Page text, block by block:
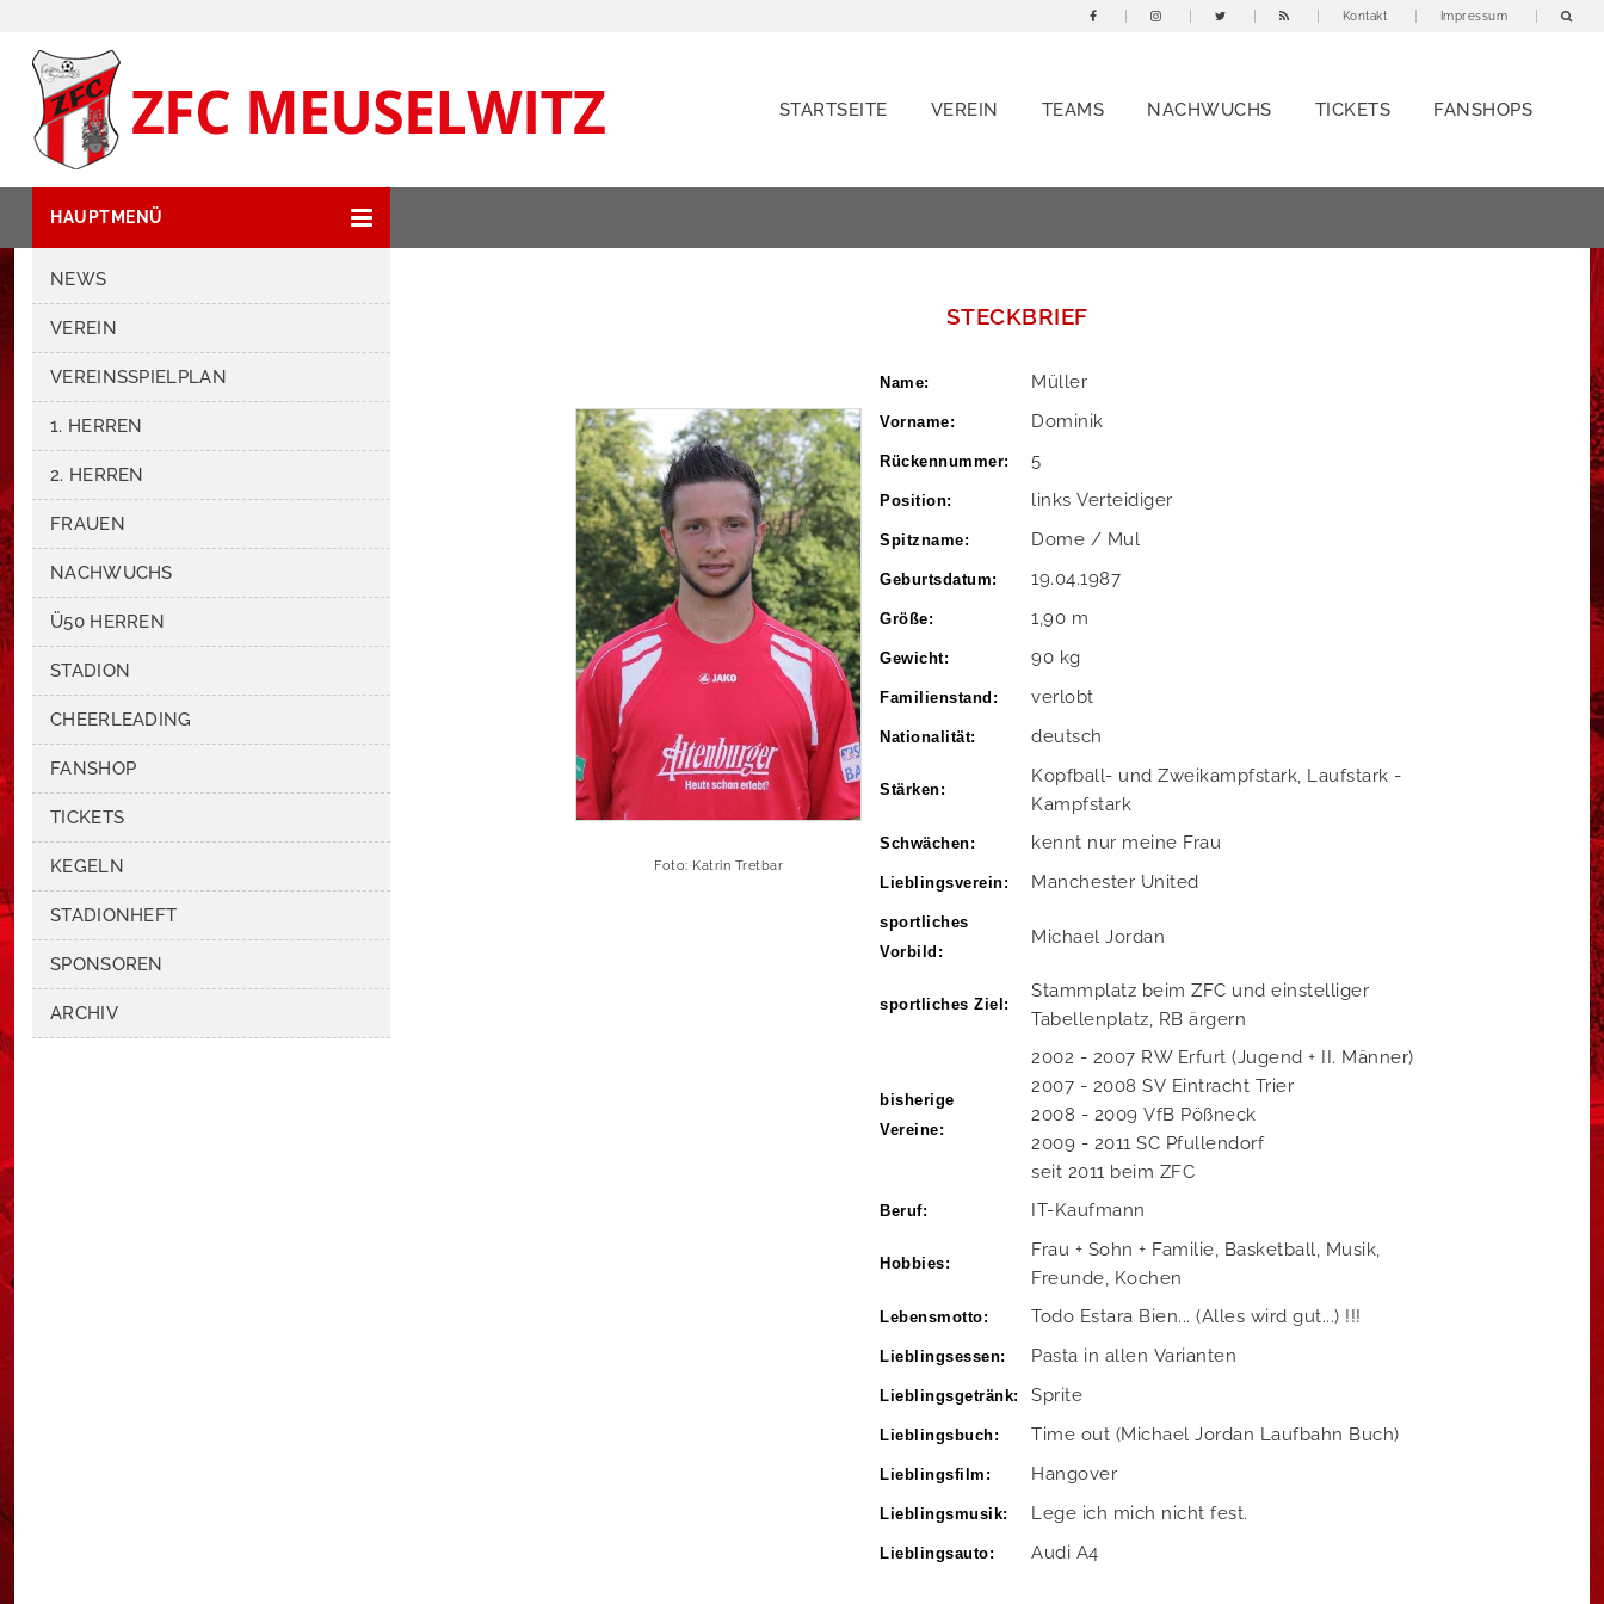
Kontakt Impressum
STARTSEITE VEREIN TEAMS NACHWUCHS TICKETS FANSHOPS
HAUPTMENÜ
NEWS
VEREIN
VEREINSSPIELPLAN
1. HERREN
2. HERREN
FRAUEN
NACHWUCHS
Ü50 HERREN
STADION
CHEERLEADING
FANSHOP
TICKETS
KEGELN
STADIONHEFT
SPONSOREN
ARCHIV
STECKBRIEF
Foto: Katrin Tretbar
Name: Müller
Vorname: Dominik
Rückennummer: 5
Position: links Verteidiger
Spitzname: Dome / Mul
Geburtsdatum: 19.04.1987
Größe: 1,90 m
Gewicht: 90 kg
Familienstand: verlobt
Nationalität: deutsch
Stärken:
Kopfball- und Zweikampfstark, Laufstark -
Kampfstark
Schwächen: kennt nur meine Frau
Lieblingsverein: Manchester United
sportliches
Vorbild:
Michael Jordan
sportliches Ziel:
Stammplatz beim ZFC und einstelliger
Tabellenplatz, RB ärgern
bisherige
Vereine:
2002 - 2007 RW Erfurt (Jugend + II. Männer)
2007 - 2008 SV Eintracht Trier
2008 - 2009 VfB Pößneck
2009 - 2011 SC Pfullendorf
seit 2011 beim ZFC
Beruf: IT-Kaufmann
Hobbies:
Frau + Sohn + Familie, Basketball, Musik,
Freunde, Kochen
Lebensmotto: Todo Estara Bien... (Alles wird gut...) !!!
Lieblingsessen: Pasta in allen Varianten
Lieblingsgetränk: Sprite
Lieblingsbuch: Time out (Michael Jordan Laufbahn Buch)
Lieblingsfilm: Hangover
Lieblingsmusik: Lege ich mich nicht fest.
Lieblingsauto: Audi A4